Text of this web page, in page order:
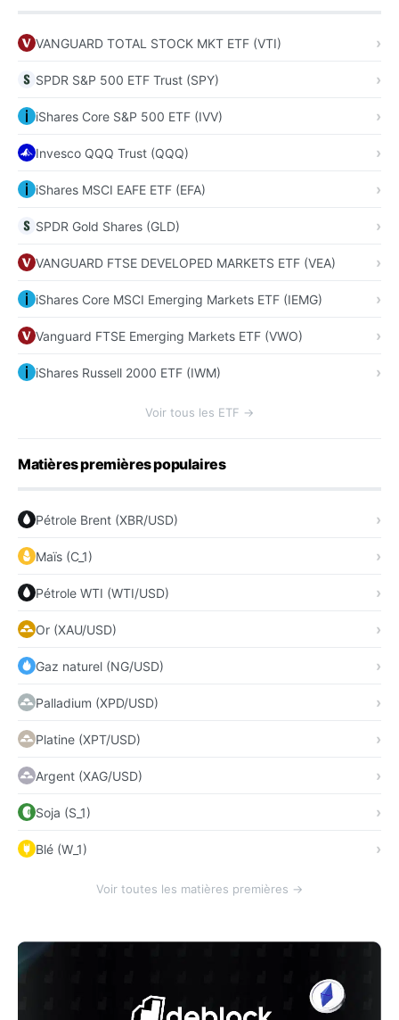
VANGUARD TOTAL STOCK MKT ETF (VTI)
SPDR S&P 500 ETF Trust (SPY)
iShares Core S&P 500 ETF (IVV)
Invesco QQQ Trust (QQQ)
iShares MSCI EAFE ETF (EFA)
SPDR Gold Shares (GLD)
VANGUARD FTSE DEVELOPED MARKETS ETF (VEA)
iShares Core MSCI Emerging Markets ETF (IEMG)
Vanguard FTSE Emerging Markets ETF (VWO)
iShares Russell 2000 ETF (IWM)
Voir tous les ETF →
Matières premières populaires
Pétrole Brent (XBR/USD)
Maïs (C_1)
Pétrole WTI (WTI/USD)
Or (XAU/USD)
Gaz naturel (NG/USD)
Palladium (XPD/USD)
Platine (XPT/USD)
Argent (XAG/USD)
Soja (S_1)
Blé (W_1)
Voir toutes les matières premières →